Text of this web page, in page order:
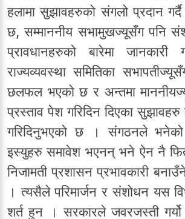
हलामा सुझावहरुको संगलो प्रदान गर्दै
छ, सम्माननीय सभामुखज्यूसँग पनि
प्रावधानहरुको बारेमा
राज्यव्यवस्था समितिका
छलफल भएको छ र अन्तमा
प्रस्ताव पेश गरिदिन दिएका सुझावहरु
गरिदिनुभएको छ । संगठनले भनेको
इस्युहरु समावेश भएनन् भने ऐन नै
निजामती प्रशासन प्रभावकारी
। त्यसैले परिमार्जन र संशोधन यस
शर्त हुन । सरकारले जवरजस्ती